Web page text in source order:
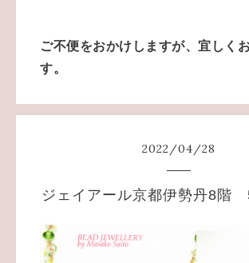
ご不便をおかけしますが、宜しく
す。
2022/04/28
ジェイアール京都伊勢丹8階